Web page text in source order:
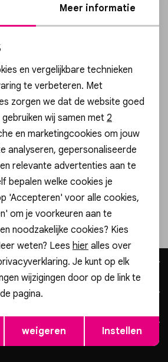
op de hoogte zijn?
nieuwsbrief en ontvang dan ook gelijk
Aanmelden
Bekijk dit in onze privacyverklaring.
cadeauverpakking!
cookies
cookies
cookies
cookies
Opslaan
Meer informatie
en vergelijkbare technieken
te verbeteren. Met
zorgen we dat de website goed
wij samen met 2
en marketingcookies om jouw
analyseren, gepersonaliseerde
relevante advertenties aan te
bepalen welke cookies je
'Accepteren' voor alle cookies,
om je voorkeuren aan te
noodzakelijke cookies? Kies
weten? Lees hier alles over
Je kunt op elk
wijzigingen door op de link te
pagina.
weigeren Instellen